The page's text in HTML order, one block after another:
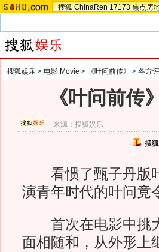
搜狐 ChinaRen 17173 焦点房
搜狐娱乐 > 电影 Movie > 《叶问前传》 > 各方
《叶问前传
来源：搜狐娱乐
搜
看惯了甄子丹版叶
演青年时代的叶问竟
首次在电影中挑大
面相随和，从外形上